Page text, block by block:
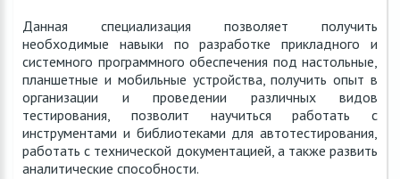
Данная специализация позволяет получить
необходимые навыки по разработке прикладного и
системного программного обеспечения под настольные,
планшетные и мобильные устройства, получить опыт в
организации и проведении различных видов
тестирования, позволит научиться работать с
инструментами и библиотеками для автотестирования,
работать с технической документацией, а также развить
аналитические способности.